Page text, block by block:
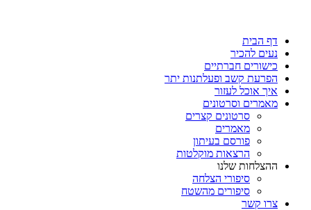
דף הבית
נעים להכיר
כישורים חברתיים
הפרעת קשב ופעלתנות יתר
איך אוכל לעזור
מאמרים וסרטונים
סרטונים קצרים
מאמרים
פורסם בעיתון
הרצאות מוקלטות
ההצלחות שלנו
סיפורי הצלחה
סיפורים מהשטח
צרו קשר